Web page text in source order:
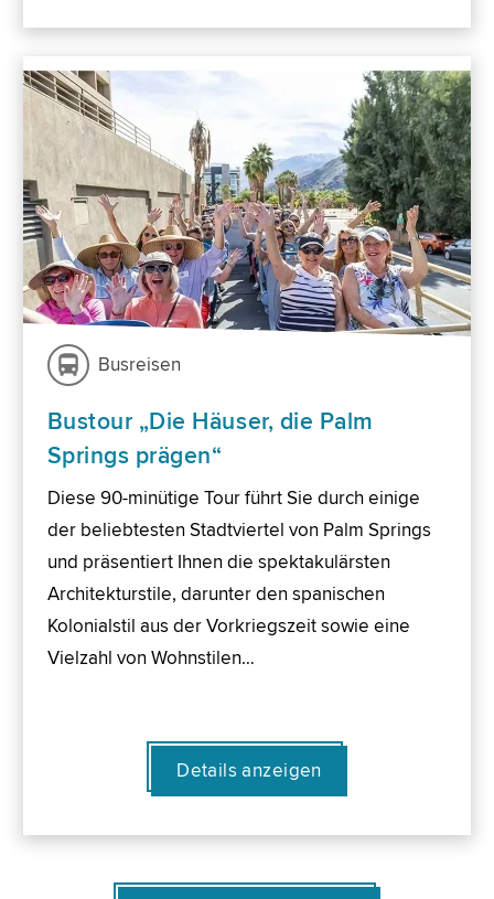
Busreisen
Bustour „Die Häuser, die Palm
Springs prägen“
Diese 90-minütige Tour führt Sie durch einige
der beliebtesten Stadtviertel von Palm Springs
und präsentiert Ihnen die spektakulärsten
Architekturstile, darunter den spanischen
Kolonialstil aus der Vorkriegszeit sowie eine
Vielzahl von Wohnstilen…
Details anzeigen